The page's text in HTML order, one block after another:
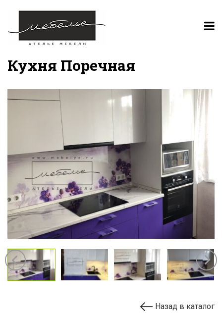
Кухня Поречная
Назад в каталог